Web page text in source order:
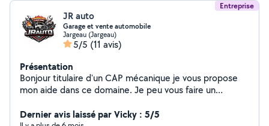
Entreprise
JR auto
Garage et vente automobile
Jargeau (Jargeau)
5/5 (11 avis)
Présentation
Bonjour titulaire d'un CAP mécanique je vous propose
mon aide dans ce domaine. Je peu vous faire un
simplement un lavage intérieur extérieur.
Dernier avis laissé par Vicky : 5/5